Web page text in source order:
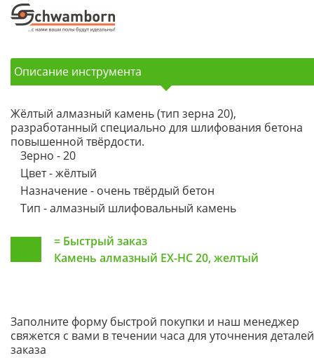
Описание инструмента
Жёлтый алмазный камень (тип зерна 20),
разработанный специально для шлифования бетона
повышенной твёрдости.
Зерно - 20
Цвет - жёлтый
Назначение - очень твёрдый бетон
Тип - алмазный шлифовальный камень
= Быстрый заказ
Камень алмазный EX-HC 20, желтый
Заполните форму быстрой покупки и наш менеджер
свяжется с вами в течении часа для уточнения деталей
заказа